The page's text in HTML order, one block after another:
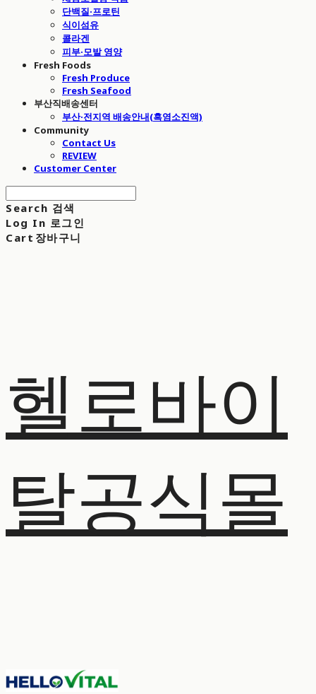
단백질·프로틴
식이섬유
콜라겐
피부·모발 영양
Fresh Foods
Fresh Produce
Fresh Seafood
부산직배송센터
부산·전지역 배송안내(흑염소진액)
Community
Contact Us
REVIEW
Customer Center
Search 검색
Log In 로그인
Cart 장바구니
헬로바이
탈공식몰